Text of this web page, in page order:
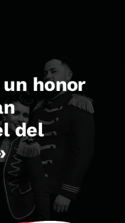
un honor
del